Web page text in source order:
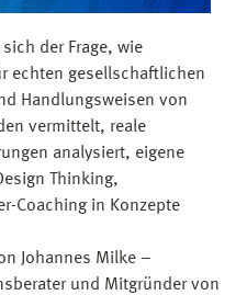
der Frage, wie
echten gesellschaftlichen
Handlungsweisen von
vermittelt, reale
analysiert, eigene
Thinking,
Coaching in Konzepte
Johannes Milke –
und Mitgründer von